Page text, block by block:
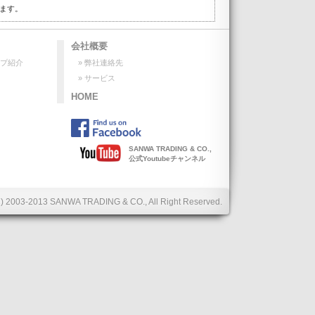
す。
紹介
会社概要
» 弊社連絡先
» サービス
HOME
SANWA TRADING & CO.,
公式Youtubeチャンネル
2003-2013 SANWA TRADING & CO., All Right Reserved.